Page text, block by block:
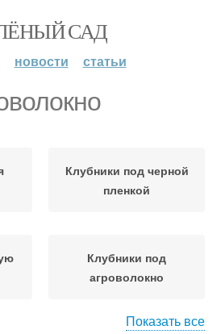
САД
новости статьи
Клубники под черной
пленкой
Клубники под
агроволокно
Показать все